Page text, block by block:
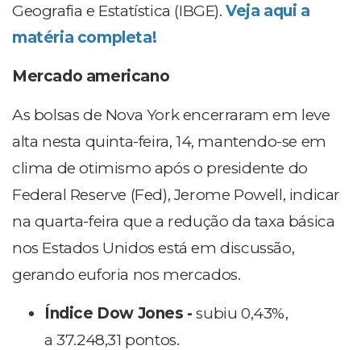
Geografia e Estatística (IBGE).Veja aqui a
matéria completa!
Mercado americano
As bolsas de Nova York encerraram em leve
alta nesta quinta-feira, 14, mantendo-se em
clima de otimismo após o presidente do
Federal Reserve (Fed), Jerome Powell, indicar
na quarta-feira que a redução da taxa básica
nos Estados Unidos está em discussão,
gerando euforia nos mercados.
Índice Dow Jones - subiu 0,43%,
a 37.248,31 pontos.